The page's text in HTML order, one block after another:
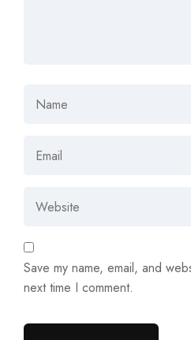
Save my name, email, and
next time I comment.